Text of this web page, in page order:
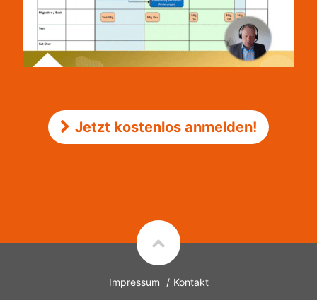
Jetzt kostenlos anmelden!
Impressum Kontakt